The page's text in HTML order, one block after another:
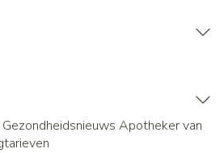
Gezondheidsnieuws Apotheker van